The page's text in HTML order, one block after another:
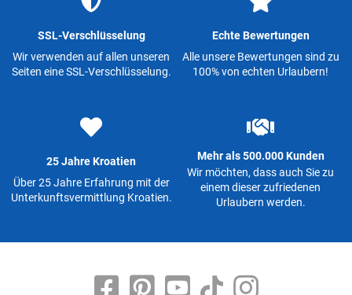
SSL-Verschlüsselung
Wir verwenden auf allen unseren
Seiten eine SSL-Verschlüsselung.
Echte Bewertungen
Alle unsere Bewertungen sind zu
100% von echten Urlaubern!
25 Jahre Kroatien
Über 25 Jahre Erfahrung mit der
Unterkunftsvermittlung Kroatien.
Mehr als 500.000 Kunden
Wir möchten, dass auch Sie zu
einem dieser zufriedenen
Urlaubern werden.